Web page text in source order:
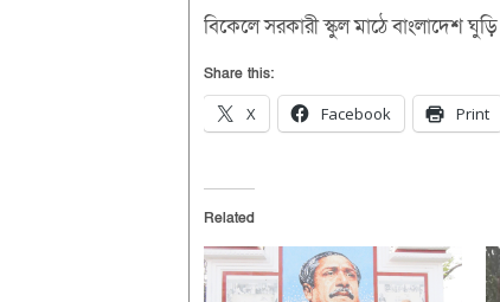
বিকেলে সরকারী স্কুল মাঠে বাংলাদেশ
Share this:
X Facebook Print
Related